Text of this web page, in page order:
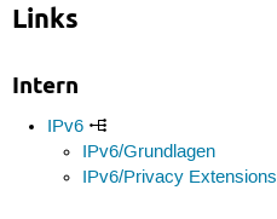
Links
Intern
IPv6
IPv6/Grundlagen
IPv6/Privacy Extensions